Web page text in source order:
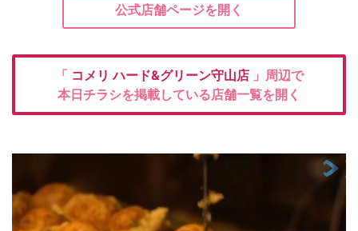
公式店舗ページを開く
「 コメリハード&グリーン守山店 」周辺で
本日チラシを掲載している店舗一覧を開く